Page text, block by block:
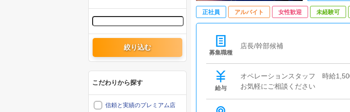
正社員 アルバイト 女性歓迎 未経験可
募集職種
店長/幹部候補
給与
オペレーションスタッフ 時給
お気軽にご相談ください
絞り込む
こだわりから探す
信頼と実績のプレミアム店